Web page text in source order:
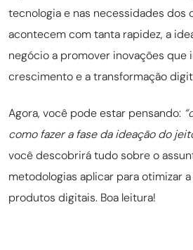
tecnologia e nas necessidades dos
acontecem com tanta rapidez, a
negócio a promover inovações que
crescimento e a transformação
Agora, você pode estar pensando:
como fazer a fase da ideação do
você descobrirá tudo sobre o
metodologias aplicar para otimizar
produtos digitais. Boa leitura!